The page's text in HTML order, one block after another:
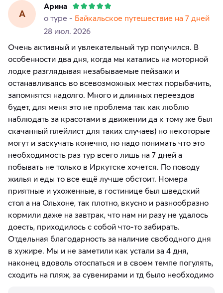
А
Арина
о туре - Байкальское путешествие на 7 дней
28 июл. 2026
Очень активный и увлекательный тур получился. В
особенности два дня, когда мы катались на моторной
лодке разглядывая незабываемые пейзажи и
останавливаясь во всевозможных местах порыбачить,
запомнятся надолго. Много и длинных переездов
будет, для меня это не проблема так как люблю
наблюдать за красотами в движении да к тому же был
скачанный плейлист для таких случаев) но некоторые
могут и заскучать конечно, но надо понимать что это
необходимость раз тур всего лишь на 7 дней а
побывать не только в Иркутске хочется. По поводу
жилья и еды то все ещё лучше обстоит. Номера
приятные и ухоженные, в гостинице был шведский
стол а на Ольхоне, так плотно, вкусно и разнообразно
кормили даже на завтрак, что нам ни разу не удалось
доесть, приходилось с собой что-то забирать.
Отдельная благодарность за наличие свободного дня
в хужире. Мы и не заметили как устали за 4 дня,
наконец вдоволь отоспаться и в своем темпе погулять,
сходить на пляж, за сувенирами и тд было необходимо